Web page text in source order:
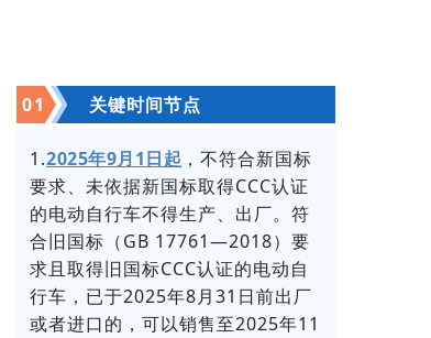
01 关键时间节点
1.2025年9月1日起 ，不符合新国标
要求、未依据新国标取得CCC认证
的电动自行车不得生产、出厂。符
合旧国标（GB 17761—2018）要
求且取得旧国标CCC认证的电动自
行车，已于2025年8月31日前出厂
或者进口的，可以销售至2025年11